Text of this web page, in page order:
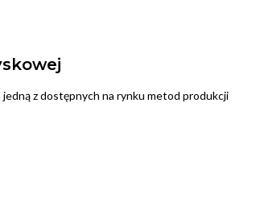
z dostępnych na rynku metod produkcji